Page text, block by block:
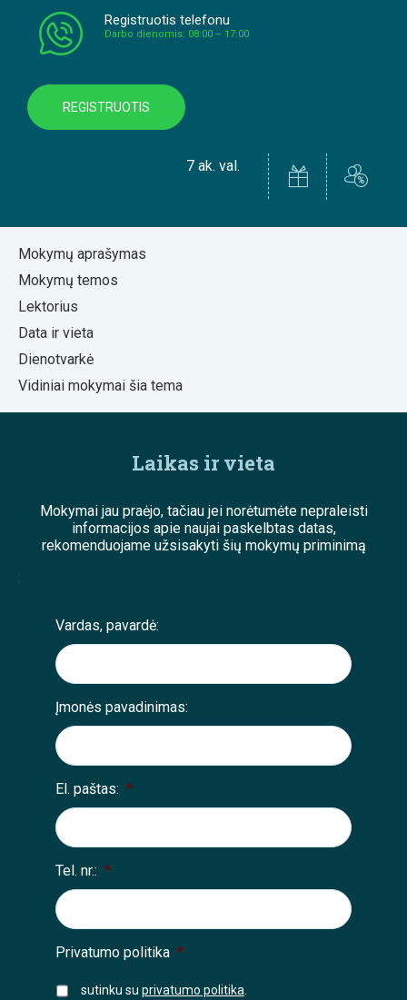
Registruotis telefonu
Darbo dienomis: 08:00 – 17:00
REGISTRUOTIS
7 ak. val.
Mokymų aprašymas
Mokymų temos
Lektorius
Data ir vieta
Dienotvarkė
Vidiniai mokymai šia tema
Laikas ir vieta
Mokymai jau praėjo, tačiau jei norėtumėte nepraleisti
informacijos apie naujai paskelbtas datas,
rekomenduojame užsisakyti šių mokymų priminimą
;
Vardas, pavardė:
Įmonės pavadinimas:
El. paštas: *
Tel. nr.: *
Privatumo politika *
sutinku su privatumo politika